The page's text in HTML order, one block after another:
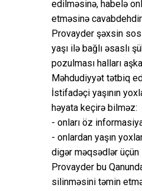
edilməsinə, habelə
etməsinə
Provayder şəxsin
yaşı ilə bağlı əsaslı
pozulması halları
Məhdudiyyət tətbiq
İstifadəçi yaşının
həyata keçirə bilməz:
- onları öz
- onlardan yaşın
digər məqsədlər
Provayder bu
silinməsini təmin